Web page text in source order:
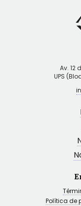
Av. 12
UPS
Política de